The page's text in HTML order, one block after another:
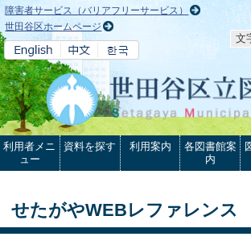
本文へ
障害者サービス（バリアフリーサービス）
世田谷区ホームページ
文
利用者メニ
ュー
資料を探す 利用案内
各図書館案
内
せたがやWEBレファレンス